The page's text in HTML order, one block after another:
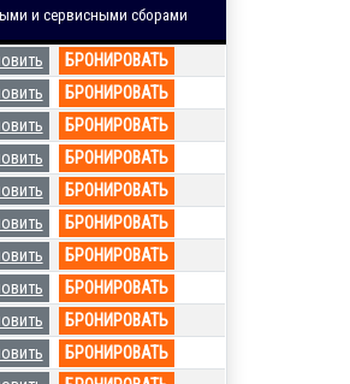
и сервисными сборами
БРОНИРОВАТЬ
БРОНИРОВАТЬ
БРОНИРОВАТЬ
БРОНИРОВАТЬ
БРОНИРОВАТЬ
БРОНИРОВАТЬ
БРОНИРОВАТЬ
БРОНИРОВАТЬ
БРОНИРОВАТЬ
БРОНИРОВАТЬ